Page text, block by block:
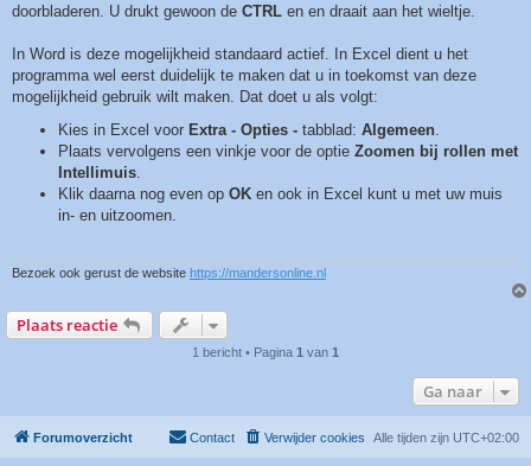
doorbladeren. U drukt gewoon de CTRL en en draait aan het wieltje.
In Word is deze mogelijkheid standaard actief. In Excel dient u het
programma wel eerst duidelijk te maken dat u in toekomst van deze
mogelijkheid gebruik wilt maken. Dat doet u als volgt:
Kies in Excel voor Extra - Opties - tabblad: Algemeen
Plaats vervolgens een vinkje voor de optie Zoomen bij rollen met
Intellimuis
Klik daarna nog even op OK en ook in Excel kunt u met uw muis
in- en uitzoomen.
Bezoek ook gerust de website https://mandersonline.nl
Plaats reactie
1 bericht • Pagina 1 van 1
Ga naar
Forumoverzicht Alle tijden zijn UTC+02:00
Verwijder cookies
Contact